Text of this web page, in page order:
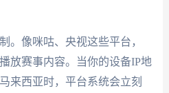
。像咪咕、央视这些平台，
放赛事内容。当你的设备IP地
来西亚时，平台系统会立刻